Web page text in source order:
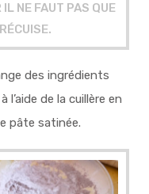
NE FAUT PAS QUE
des ingrédients
de la cuillère en
pâte satinée.